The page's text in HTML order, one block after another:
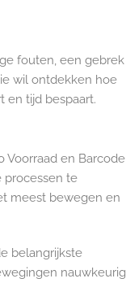
fouten, een gebrek
wil ontdekken hoe
en tijd bespaart.
en Barcode
processen te
meest bewegen en
belangrijkste
nauwkeurig